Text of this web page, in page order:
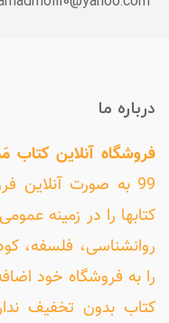
درباره ما
فروشگاه آنلاین
99 به صورت
کتابها را در زمینه
روانشناسی، فلسفه،
را به فروشگاه خود
کتاب بدون تخفیف